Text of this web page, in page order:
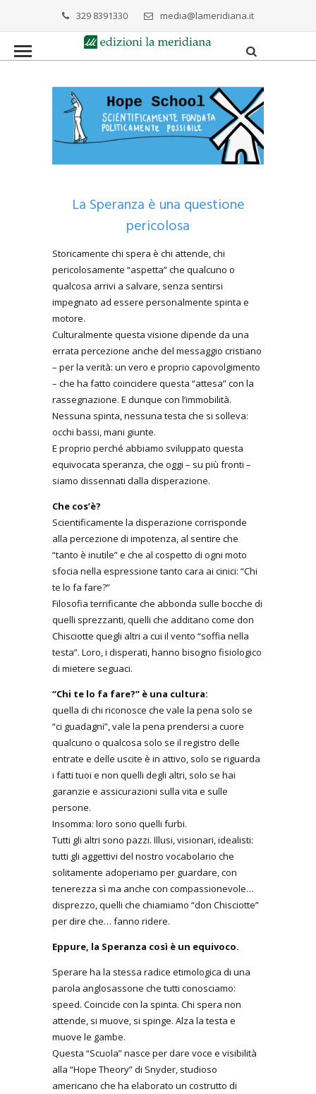
329 8391330 media@lameridiana.it
La Speranza è una questione
pericolosa
Storicamente chi spera è chi attende, chi
pericolosamente “aspetta” che qualcuno o
qualcosa arrivi a salvare, senza sentirsi
impegnato ad essere personalmente spinta e
motore.
Culturalmente questa visione dipende da una
errata percezione anche del messaggio cristiano
– per la verità: un vero e proprio capovolgimento
– che ha fatto coincidere questa “attesa” con la
rassegnazione. E dunque con l’immobilità.
Nessuna spinta, nessuna testa che si solleva:
occhi bassi, mani giunte.
E proprio perché abbiamo sviluppato questa
equivocata speranza, che oggi – su più fronti –
siamo dissennati dalla disperazione.
Che cos’è?
Scientificamente la disperazione corrisponde
alla percezione di impotenza, al sentire che
“tanto è inutile” e che al cospetto di ogni moto
sfocia nella espressione tanto cara ai cinici: “Chi
te lo fa fare?”
Filosofia terrificante che abbonda sulle bocche di
quelli sprezzanti, quelli che additano come don
Chisciotte quegli altri a cui il vento “soffia nella
testa”. Loro, i disperati, hanno bisogno fisiologico
di mietere seguaci.
“Chi te lo fa fare?” è una cultura:
quella di chi riconosce che vale la pena solo se
“ci guadagni”, vale la pena prendersi a cuore
qualcuno o qualcosa solo se il registro delle
entrate e delle uscite è in attivo, solo se riguarda
i fatti tuoi e non quelli degli altri, solo se hai
garanzie e assicurazioni sulla vita e sulle
persone.
Insomma: loro sono quelli furbi.
Tutti gli altri sono pazzi. Illusi, visionari, idealisti:
tutti gli aggettivi del nostro vocabolario che
solitamente adoperiamo per guardare, con
tenerezza sì ma anche con compassionevole…
disprezzo, quelli che chiamiamo “don Chisciotte”
per dire che… fanno ridere.
Eppure, la Speranza così è un equivoco.
Sperare ha la stessa radice etimologica di una
parola anglosassone che tutti conosciamo:
speed. Coincide con la spinta. Chi spera non
attende, si muove, si spinge. Alza la testa e
muove le gambe.
Questa “Scuola” nasce per dare voce e visibilità
alla “Hope Theory” di Snyder, studioso
americano che ha elaborato un costrutto di